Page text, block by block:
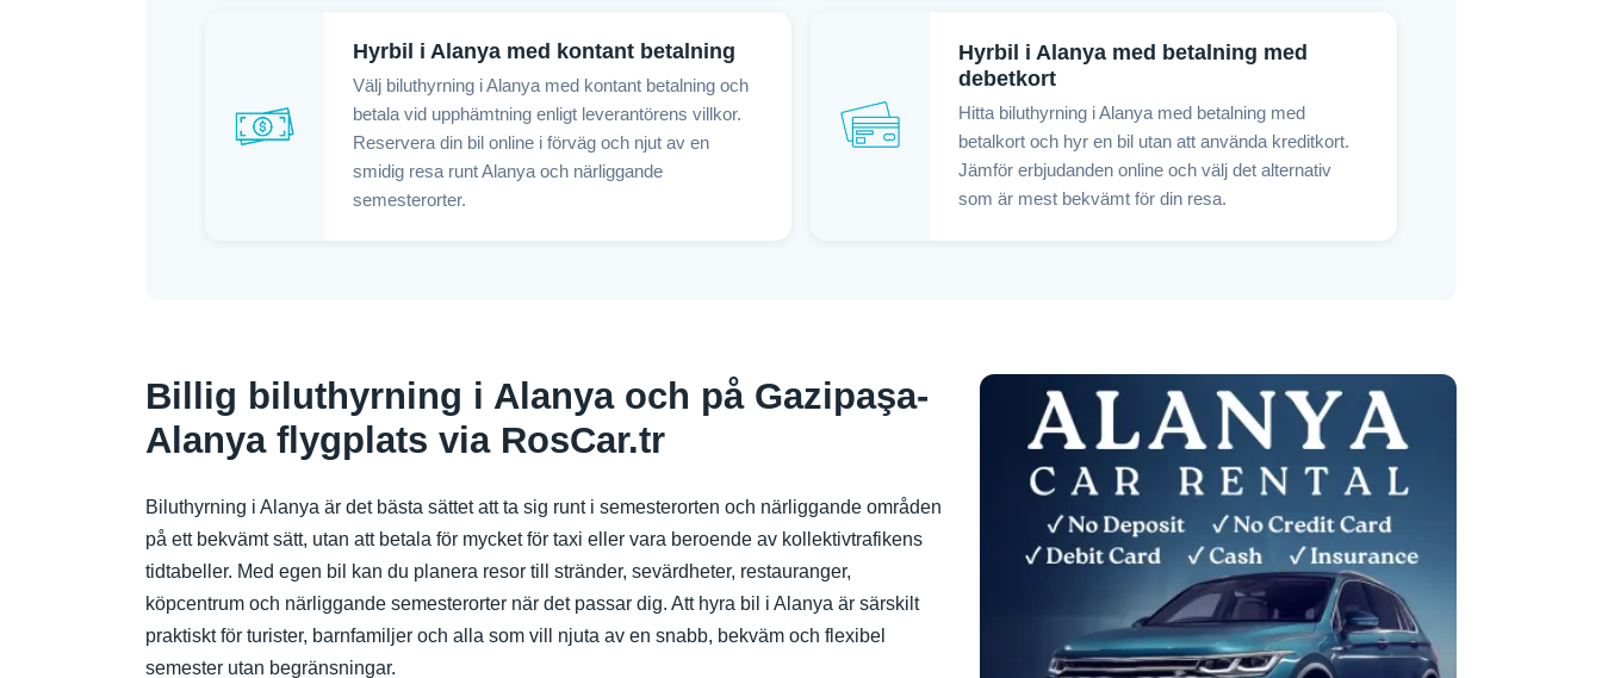
Hyrbil i Alanya med kontant betalning
Välj biluthyrning i Alanya med kontant betalning och
betala vid upphämtning enligt leverantörens villkor.
Reservera din bil online i förväg och njut av en
smidig resa runt Alanya och närliggande
semesterorter.
Hyrbil i Alanya med betalning med
debetkort
Hitta biluthyrning i Alanya med betalning med
betalkort och hyr en bil utan att använda kreditkort.
Jämför erbjudanden online och välj det alternativ
som är mest bekvämt för din resa.
Billig biluthyrning i Alanya och på Gazipaşa-
Alanya flygplats via RosCar.tr
Biluthyrning i Alanya är det bästa sättet att ta sig runt i semesterorten och närliggande områden
på ett bekvämt sätt, utan att betala för mycket för taxi eller vara beroende av kollektivtrafikens
tidtabeller. Med egen bil kan du planera resor till stränder, sevärdheter, restauranger,
köpcentrum och närliggande semesterorter när det passar dig. Att hyra bil i Alanya är särskilt
praktiskt för turister, barnfamiljer och alla som vill njuta av en snabb, bekväm och flexibel
semester utan begränsningar.